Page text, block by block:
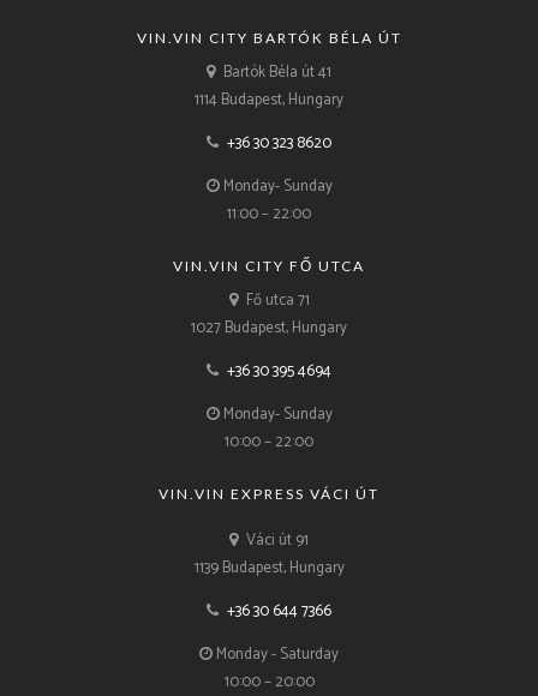
VIN.VIN CITY BARTÓK BÉLA ÚT
Bartók Béla út 41
1114 Budapest, Hungary
+36 30 323 8620
Monday- Sunday
11:00 – 22:00
VIN.VIN CITY FŐ UTCA
Fő utca 71
1027 Budapest, Hungary
+36 30 395 4694
Monday- Sunday
10:00 – 22:00
VIN.VIN EXPRESS VÁCI ÚT
Váci út 91
1139 Budapest, Hungary
+36 30 644 7366
Monday - Saturday
10:00 – 20:00